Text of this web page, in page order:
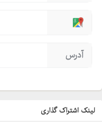
آدرس
لینک اشتراک گذاری